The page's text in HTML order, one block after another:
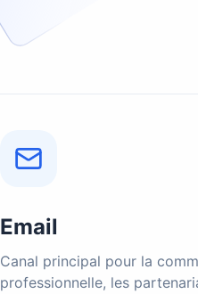
Email
Canal principal pour la
professionnelle, les